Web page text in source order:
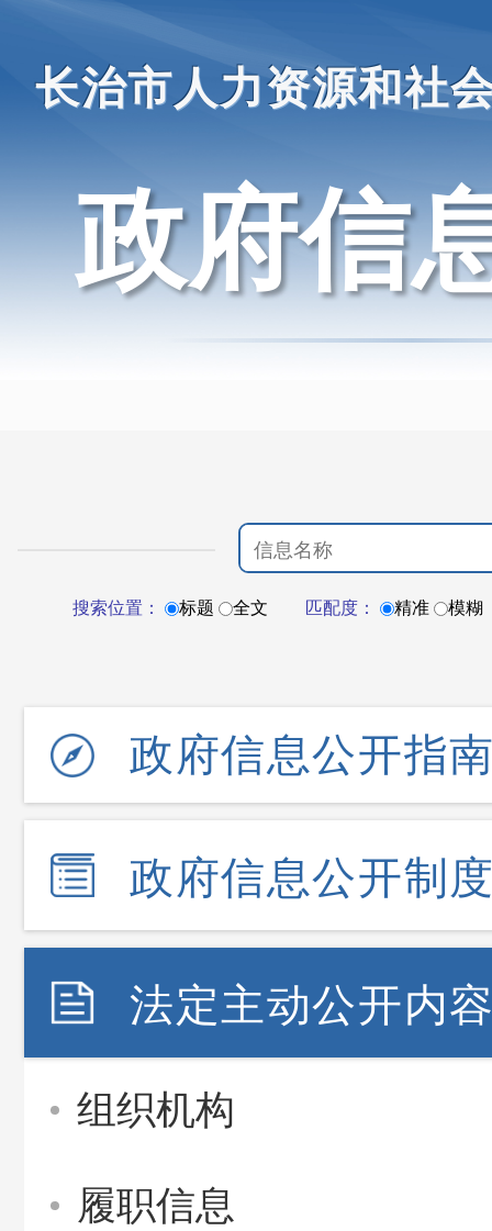
长治市人力资源和社
政府信
搜索位置： 标题 全文 匹配度： 精准 模糊
政府信息公开指
政府信息公开制
法定主动公开内
组织机构
履职信息